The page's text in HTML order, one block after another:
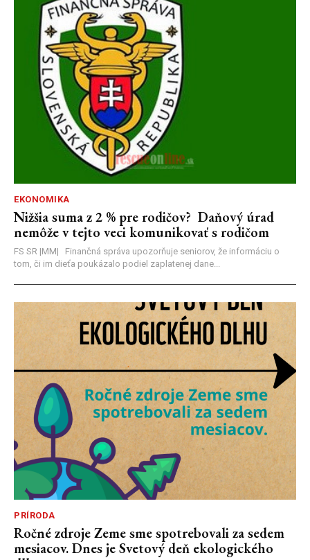
EKONOMIKA
Nižšia suma z 2 % pre rodičov? Daňový úrad
nemôže v tejto veci komunikovať s rodičom
FS SR |MM| Finančná správa upozorňuje seniorov, že informáciu o
tom, či im dieťa poukázalo podiel zaplatenej dane...
PRÍRODA
Ročné zdroje Zeme sme spotrebovali za sedem
mesiacov. Dnes je Svetový deň ekologického